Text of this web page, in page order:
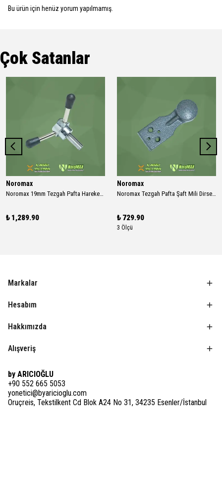
Bu ürün için henüz yorum yapılmamış.
Çok Satanlar
Noromax
Noromax 19mm Tezgah Pafta Hareket Kolu 2''-3''-4''
₺ 1,289.90
Noromax
Noromax Tezgah Pafta Şaft Mili Dirseği
₺ 729.90
3 Ölçü
Markalar
Hesabım
Hakkımızda
Alışveriş
by ARICIOĞLU
+90 552 665 5053
yonetici@byaricioglu.com
Oruçreis, Tekstilkent Cd Blok A24 No 31, 34235 Esenler/İstanbul